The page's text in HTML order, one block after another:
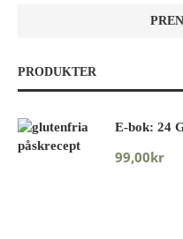
PRODUKTER
E-bok: 24
99,00kr